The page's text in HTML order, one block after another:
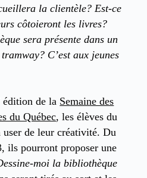
la clientèle? Est-ce
côtoieront les livres?
sera présente dans un
C’est aux jeunes
édition de la Semaine des
du Québec, les élèves du
de leur créativité. Du
ils pourront proposer une
moi la bibliothèque